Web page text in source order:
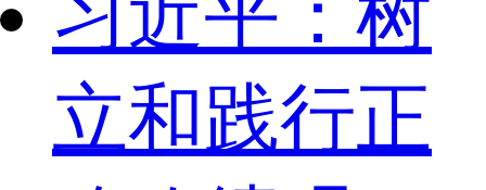
立和践行正